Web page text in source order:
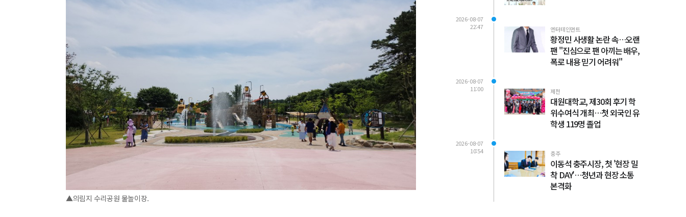
▲의림지 수리공원 물놀이장.
2026-08-07
22:47
엔터테인먼트
황정민 사생활 논란 속…오랜
팬 "진심으로 팬 아끼는 배우,
폭로 내용 믿기 어려워"
2026-08-07
11:00
제천
대원대학교, 제30회 후기 학
위수여식 개최…첫 외국인 유
학생 119명 졸업
2026-08-07
10:54
충주
이동석 충주시장, 첫 '현장 밀
착 DAY'…청년과 현장 소통
본격화